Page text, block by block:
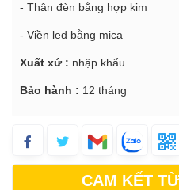
- Thân đèn bằng hợp kim
- Viền led bằng mica
Xuất xứ : nhập khẩu
Bảo hành : 12 tháng
CAM KẾT